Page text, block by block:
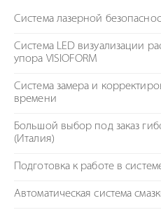
Система лазерной
Система LED визуализации
упора VISIOFORM
Система замера и
времени
Большой выбор под заказ
(Италия)
Подготовка к работе в
Автоматическая система